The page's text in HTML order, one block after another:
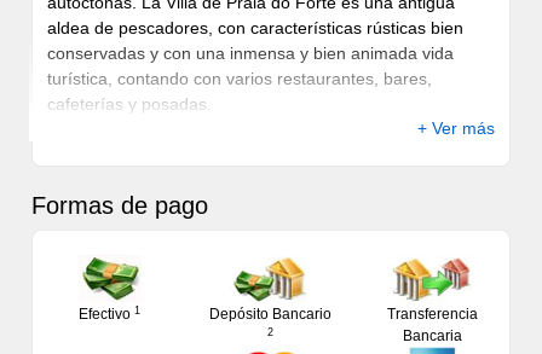
aldea de pescadores, con características rústicas bien
conservadas y con una inmensa y bien animada vida
turística, contando con varios restaurantes, bares,
cafeterías y posadas.
A la Praia do Forte y a la Villa, se integra una zona de
parte del área de protección ambiental del litoral
de las tortugas marinas, también forma parte de este
escenario, haciendo de esta localidad uno de los
principales y más importantes centros de Ecoturismo de
Formas de pago
Efectivo1 Depósito Bancario
2
Transferencia
Bancaria